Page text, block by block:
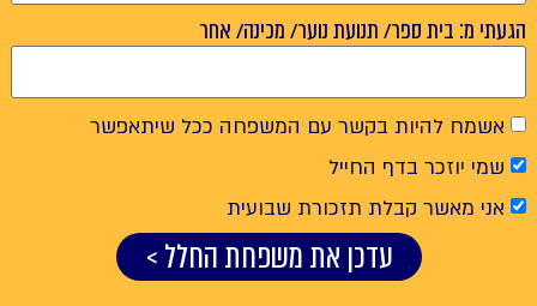
הגעתי מ: בית ספר/ תנועת נוער/ מכינה/ אחר
אשמח להיות בקשר עם המשפחה ככל שיתאפשר
שמי יוזכר בדף החייל
אני מאשר קבלת תזכורת שבועית
עדכן את משפחת החלל >